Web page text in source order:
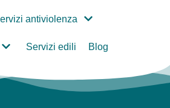
antiviolenza
Servizi edili Blog